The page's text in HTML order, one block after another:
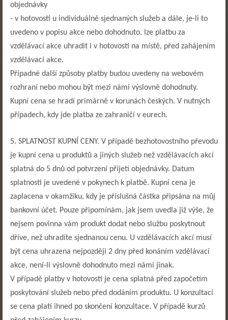
objednávky
- v hotovosti u individuálně sjednaných služeb a dále, je-li to
uvedeno v popisu akce nebo dohodnuto, lze platbu za
vzdělávací akce uhradit i v hotovosti na místě, před zahájením
vzdělávací akce.
Případné další způsoby platby budou uvedeny na webovém
rozhraní nebo mohou být mezi námi výslovně dohodnuty.
Kupní cena se hradí primárně v korunách českých. V nutných
případech, kdy jde platba ze zahraničí v eurech.
5. SPLATNOST KUPNÍ CENY. V případě bezhotovostního převodu
je kupní cena u produktů a jiných služeb než vzdělávacích akcí
splatná do 5 dnů od potvrzení přijetí objednávky. Datum
splatnosti je uvedené v pokynech k platbě. Kupní cena je
zaplacena v okamžiku, kdy je příslušná částka připsána na můj
bankovní účet. Pouze připomínám, jak jsem uvedla již výše, že
nejsem povinna vám produkt dodat nebo službu poskytnout
dříve, než uhradíte sjednanou cenu. U vzdělávacích akcí musí
být cena uhrazena nejpozději 2 dny před konáním vzdělávací
akce, není-li výslovně dohodnuto mezi námi jinak.
V případě platby v hotovosti je cena splatná před započetím
poskytování služeb nebo před dodáním produktu. U konzultací
se cena platí ihned po skončení konzultace. V případě kurzů